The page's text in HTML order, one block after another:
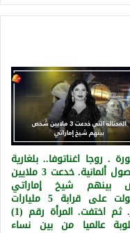
. روجا اغناتوفا.. بلغارية
من أصول ألمانية. خدعت 3 ملايين
بينهم شيخ إماراتي
واستولت على قرابة 5 مليارات
دولار. ثم اختفت. المرأة رقم (1)
عالميا من بين نساء